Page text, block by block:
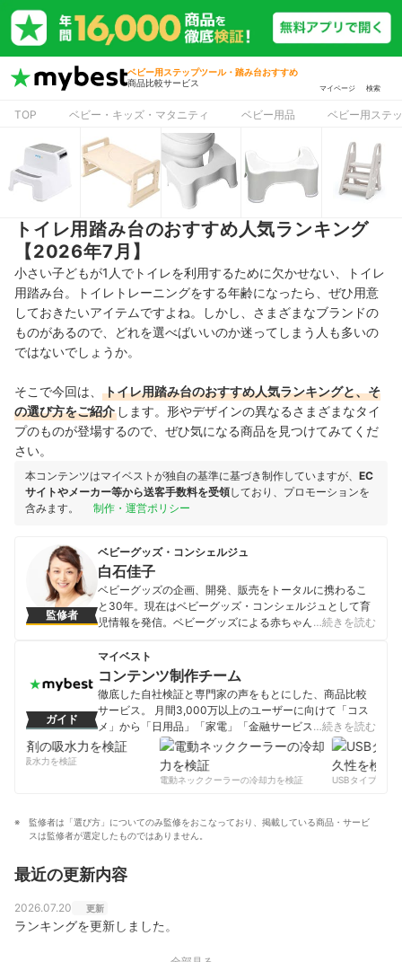
ベビー用ステップツール・踏み台おすすめ
商品比較サービス
マイページ 検索
TOP ベビー・キッズ・マタニティ ベビー用品 ベビー用ステ
トイレ用踏み台のおすすめ人気ランキング
【2026年7月】
小さい子どもが1人でトイレを利用するために欠かせない、トイレ
用踏み台。トイレトレーニングをする年齢になったら、ぜひ用意
しておきたいアイテムですよね。しかし、さまざまなブランドの
ものがあるので、どれを選べばいいのか迷ってしまう人も多いの
ではないでしょうか。
そこで今回は、 トイレ用踏み台のおすすめ人気ランキングと、そ
の選び方をご紹介 します。形やデザインの異なるさまざまなタイ
プのものが登場するので、ぜひ気になる商品を見つけてみてくだ
さい。
本コンテンツはマイベストが独自の基準に基づき制作していますが、 EC
サイトやメーカー等から送客手数料を受領しており、プロモーションを
含みます。
制作・運営ポリシー
監修者
ベビーグッズ・コンシェルジュ
白石佳子
ベビーグッズの企画、開発、販売をトータルに携わるこ
と30年。現在はベビーグッズ・コンシェルジュとして育
児情報を発信。ベビーグッズによる赤ちゃんの事故を減
をサポートするために活動中。延べ2000人のパパママに
育児グッズ講座を開催。新米ファミリーの育児を助ける
オリジナルベビー服「ラクラクふわふわバルーンオー
ル」はキッズデザイン賞を受賞。 メディア歴：「おはよ
う日本」（NHK）
白石佳子のプロフィール
…続きを読む
ガイド
マイベスト
コンテンツ制作チーム
徹底した自社検証と専門家の声をもとにした、商品比較
サービス。 月間3,000万以上のユーザーに向けて「コス
メ」から「日用品」「家電」「金融サービス」まで、ベ
ストな商品を選んでもらうために、毎日コンテンツを制
コンテンツ制作チームのプロフィール
…続きを読む
の吸水力を検証
電動ネッククーラーの冷却力を検証
USBタイプCケー
監修者は「選び方」についてのみ監修をおこなっており、掲載している商品・サービ
スは監修者が選定したものではありません。
最近の更新内容
2026.07.20 更新
ランキングを更新しました。